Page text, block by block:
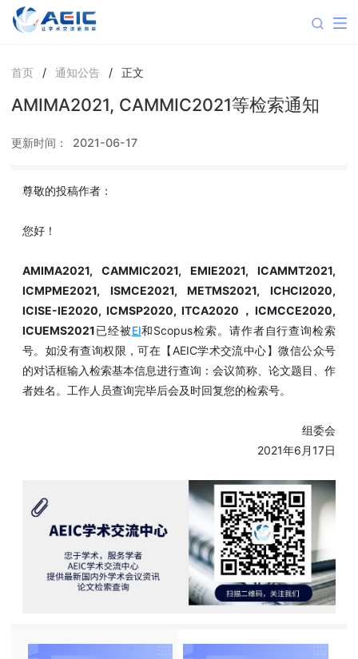
首页 / 通知公告 / 正文
AMIMA2021, CAMMIC2021等检索通知
更新时间： 2021-06-17
尊敬的投稿作者：
您好！
AMIMA2021, CAMMIC2021, EMIE2021, ICAMMT2021,
ICMPME2021, ISMCE2021, METMS2021, ICHCI2020,
ICISE-IE2020, ICMSP2020, ITCA2020，ICMCCE2020,
ICUEMS2021已经被EI和Scopus检索。请作者自行查询检索
号。如没有查询权限，可在【AEIC学术交流中心】微信公众号
的对话框输入检索基本信息进行查询：会议简称、论文题目、作
者姓名。工作人员查询完毕后会及时回复您的检索号。
组委会
2021年6月17日